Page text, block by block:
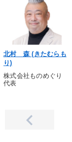
北村 森 (きたむらも
り)
株式会社ものめぐり
代表